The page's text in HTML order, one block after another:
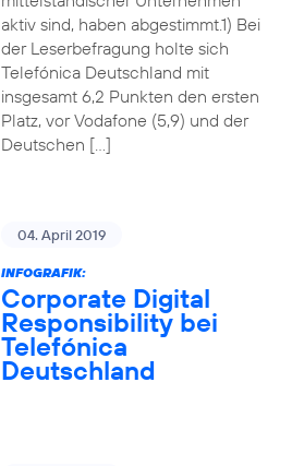
aktiv sind, haben abgestimmt.1) Bei
der Leserbefragung holte sich
Telefónica Deutschland mit
insgesamt 6,2 Punkten den ersten
Platz, vor Vodafone (5,9) und der
Deutschen […]
04. April 2019
INFOGRAFIK:
Corporate Digital
Responsibility bei
Telefónica
Deutschland